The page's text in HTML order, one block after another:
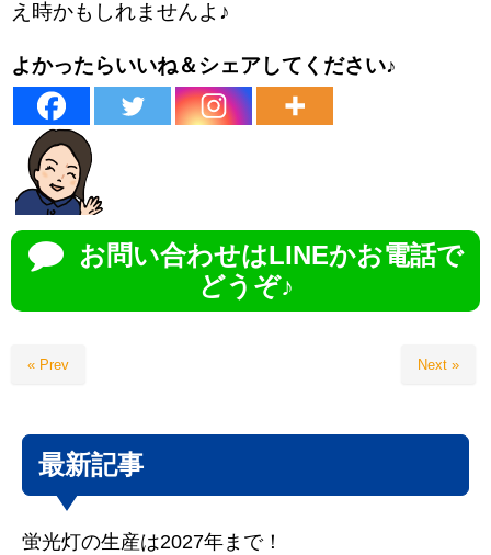
え時かもしれませんよ♪
よかったらいいね＆シェアしてください♪
お問い合わせはLINEかお電話で
どうぞ♪
« Prev Next »
最新記事
蛍光灯の生産は2027年まで！